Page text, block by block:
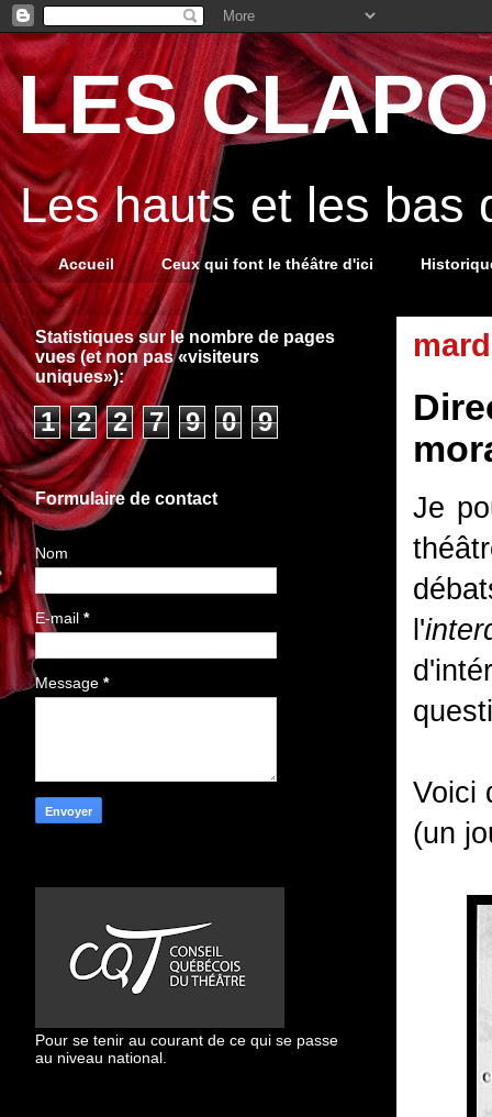
LES
Les hauts et les bas
Accueil Ceux qui font le théâtre d'ici
Je
l'
Voici
(un
Statistiques sur le nombre de pages
vues (et non pas «visiteurs
uniques»):
1 2 2 7 9 0 9
Formulaire de contact
Nom
E-mail *
Message *
Pour se tenir au courant de ce qui se passe
au niveau national.